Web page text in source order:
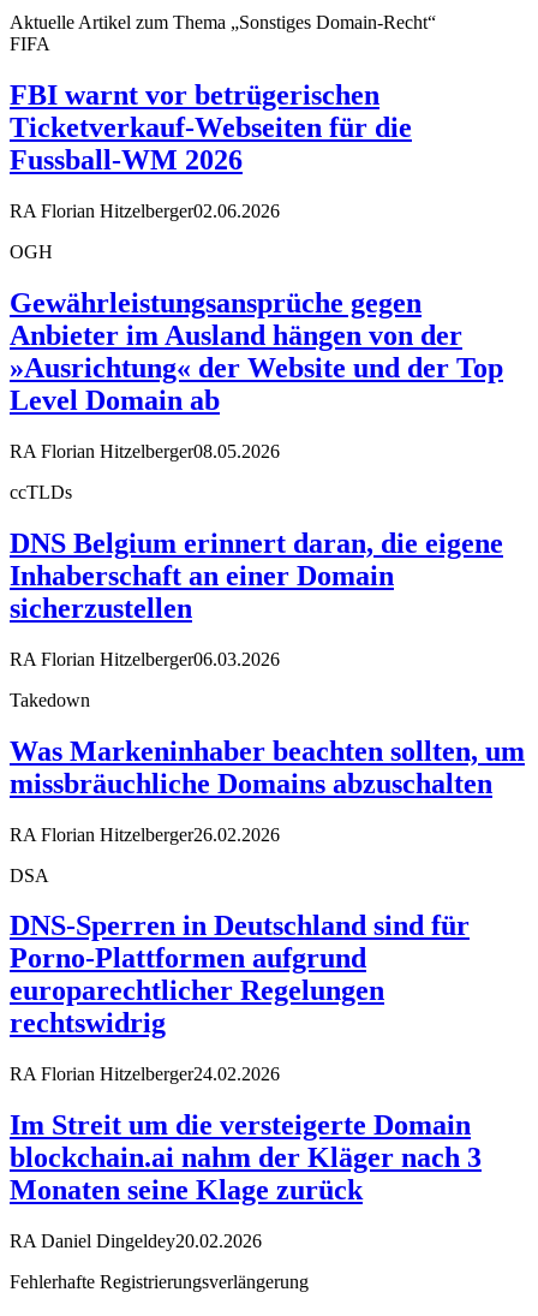
Aktuelle Artikel zum Thema „Sonstiges Domain-Recht“
FIFA
FBI warnt vor betrügerischen
Ticketverkauf-Webseiten für die
Fussball-WM 2026
RA Florian Hitzelberger02.06.2026
OGH
Gewährleistungsansprüche gegen
Anbieter im Ausland hängen von der
»Ausrichtung« der Website und der Top
Level Domain ab
RA Florian Hitzelberger08.05.2026
ccTLDs
DNS Belgium erinnert daran, die eigene
Inhaberschaft an einer Domain
sicherzustellen
RA Florian Hitzelberger06.03.2026
Takedown
Was Markeninhaber beachten sollten, um
missbräuchliche Domains abzuschalten
RA Florian Hitzelberger26.02.2026
DSA
DNS-Sperren in Deutschland sind für
Porno-Plattformen aufgrund
europarechtlicher Regelungen
rechtswidrig
RA Florian Hitzelberger24.02.2026
Im Streit um die versteigerte Domain
blockchain.ai nahm der Kläger nach 3
Monaten seine Klage zurück
RA Daniel Dingeldey20.02.2026
Fehlerhafte Registrierungsverlängerung